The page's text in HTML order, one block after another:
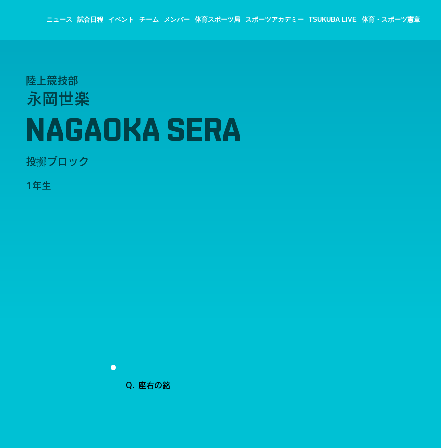
ニュース 試合日程 イベント チーム メンバー 体育スポーツ局 スポーツアカデミー TSUKUBA LIVE 体育・スポーツ憲章
陸上競技部
永岡世楽
NAGAOKA SERA
投擲ブロック
1年生
Q. 座右の銘